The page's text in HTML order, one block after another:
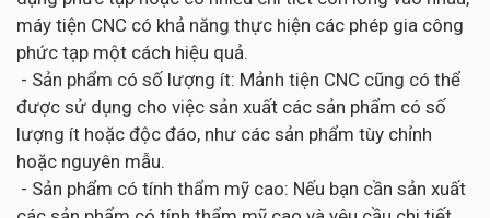
máy tiện CNC có khả năng thực hiện các phép gia công
phức tạp một cách hiệu quả.
- Sản phẩm có số lượng ít: Mảnh tiện CNC cũng có thể
được sử dụng cho việc sản xuất các sản phẩm có số
lượng ít hoặc độc đáo, như các sản phẩm tùy chỉnh
hoặc nguyên mẫu.
- Sản phẩm có tính thẩm mỹ cao: Nếu bạn cần sản xuất